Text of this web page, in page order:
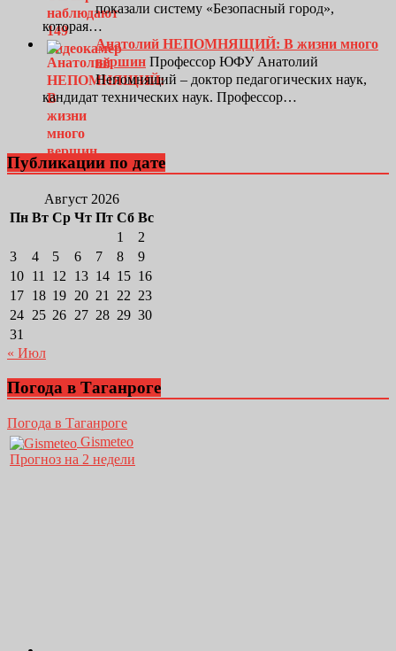
показали систему «Безопасный город»,
которая…
Анатолий НЕПОМНЯЩИЙ: В жизни много
вершин Профессор ЮФУ Анатолий
Непомнящий – доктор педагогических наук,
кандидат технических наук. Профессор…
Публикации по дате
Август 2026
Пн Вт Ср Чт Пт Сб Вс
1
2
3
4 5 6 7 8
9
10 11 12 13 14 15 16
17 18 19 20 21 22 23
24 25 26 27 28 29 30
31
« Июл
Погода в Таганроге
Погода в Таганроге
Gismeteo
Прогноз на 2 недели